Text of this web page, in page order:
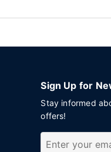
Sign Up for
Stay informed
offers!